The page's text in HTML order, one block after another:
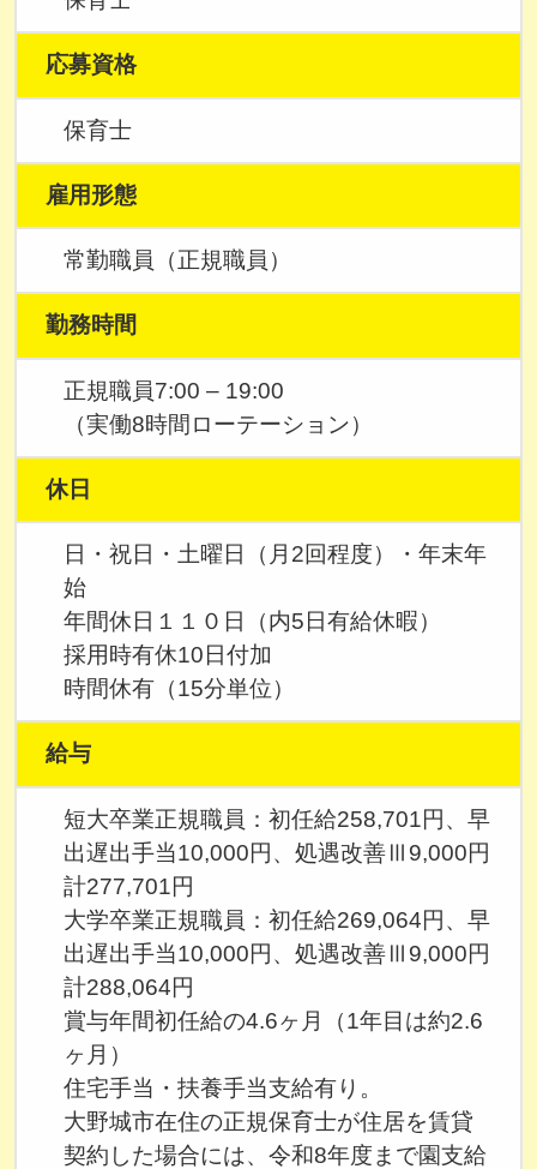
応募資格
保育士
雇用形態
常勤職員（正規職員）
勤務時間
正規職員7:00 – 19:00
（実働8時間ローテーション）
休日
日・祝日・土曜日（月2回程度）・年末年
始
年間休日１１０日（内5日有給休暇）
採用時有休10日付加
時間休有（15分単位）
給与
短大卒業正規職員：初任給258,701円、早
出遅出手当10,000円、処遇改善Ⅲ9,000円
計277,701円
大学卒業正規職員：初任給269,064円、早
出遅出手当10,000円、処遇改善Ⅲ9,000円
計288,064円
賞与年間初任給の4.6ヶ月（1年目は約2.6
ヶ月）
住宅手当・扶養手当支給有り。
大野城市在住の正規保育士が住居を賃貸
契約した場合には、令和8年度まで園支給